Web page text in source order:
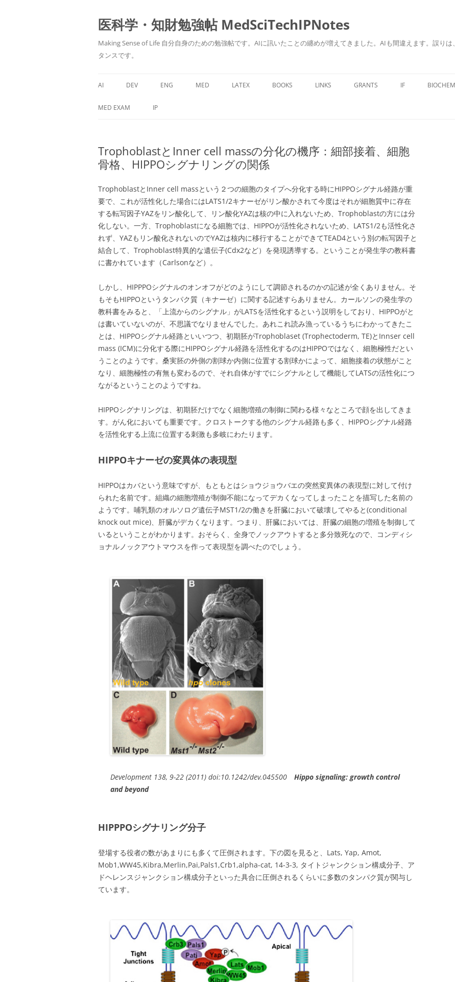
医科学・知財勉強帖 MedSciTechIPNotes
Making Sense of Life 自分自身のための勉強帖です。AIに訊いたことの纏めが増えてきました。AIも間違えます。誤り
タンスです。
AI DEV ENG MED LATEX BOOKS LINKS GRANTS IF BIOCHEM
MED EXAM IP
TrophoblastとInner cell massの分化の機序：細部接着、細胞
骨格、HIPPOシグナリングの関係
TrophoblastとInner cell massという２つの細胞のタイプへ分化する時にHIPPOシグナル経路が重
要で、これが活性化した場合にはLATS1/2キナーゼがリン酸かされて今度はそれが細胞質中に存在
する転写因子YAZをリン酸化して、リン酸化YAZは核の中に入れないため、Trophoblastの方には分
化しない。一方、Trophoblastになる細胞では、HIPPOが活性化されないため、LATS1/2も活性化さ
れず、YAZもリン酸化されないのでYAZは核内に移行することができてTEAD4という別の転写因子と
結合して、Trophoblast特異的な遺伝子(Cdx2など）を発現誘導する。ということが発生学の教科書
に書かれています（Carlsonなど）。
しかし、HIPPPOシグナルのオンオフがどのようにして調節されるのかの記述が全くありません。そ
もそもHIPPOというタンパク質（キナーゼ）に関する記述すらありません。カールソンの発生学の
教科書をみると、「上流からのシグナル」がLATSを活性化するという説明をしており、HIPPOがと
は書いていないのが、不思議でなりませんでした。あれこれ読み漁っているうちにわかってきたこ
とは、HIPPOシグナル経路といいつつ、初期胚がTrophoblaset (Trophectoderm, TE)とInnser cell
mass (ICM)に分化する際にHIPPOシグナル経路を活性化するのはHIPPOではなく、細胞極性だとい
うことのようです。桑実胚の外側の割球か内側に位置する割球かによって、細胞接着の状態がこと
なり、細胞極性の有無も変わるので、それ自体がすでにシグナルとして機能してLATSの活性化につ
ながるということのようですね。
HIPPOシグナリングは、初期胚だけでなく細胞増殖の制御に関わる様々なところで顔を出してきま
す。がん化においても重要です。クロストークする他のシグナル経路も多く、HIPPOシグナル経路
を活性化する上流に位置する刺激も多岐にわたります。
HIPPOキナーゼの変異体の表現型
HIPPOはカバという意味ですが、もともとはショウジョウバエの突然変異体の表現型に対して付け
られた名前です。組織の細胞増殖が制御不能になってデカくなってしまったことを描写した名前の
ようです。哺乳類のオルソログ遺伝子MST1/2の働きを肝臓において破壊してやると(conditional
knock out mice)、肝臓がデカくなります。つまり、肝臓においては、肝臓の細胞の増殖を制御して
いるということがわかります。おそらく、全身でノックアウトすると多分致死なので、コンディシ
ョナルノックアウトマウスを作って表現型を調べたのでしょう。
Development 138, 9-22 (2011) doi:10.1242/dev.045500 Hippo signaling: growth control
and beyond
HIPPPOシグナリング分子
登場する役者の数があまりにも多くて圧倒されます。下の図を見ると、Lats, Yap, Amot,
Mob1,WW45,Kibra,Merlin,Pai,Pals1,Crb1,alpha-cat, 14-3-3, タイトジャンクション構成分子、ア
ドヘレンスジャンクション構成分子といった具合に圧倒されるくらいに多数のタンパク質が関与し
ています。